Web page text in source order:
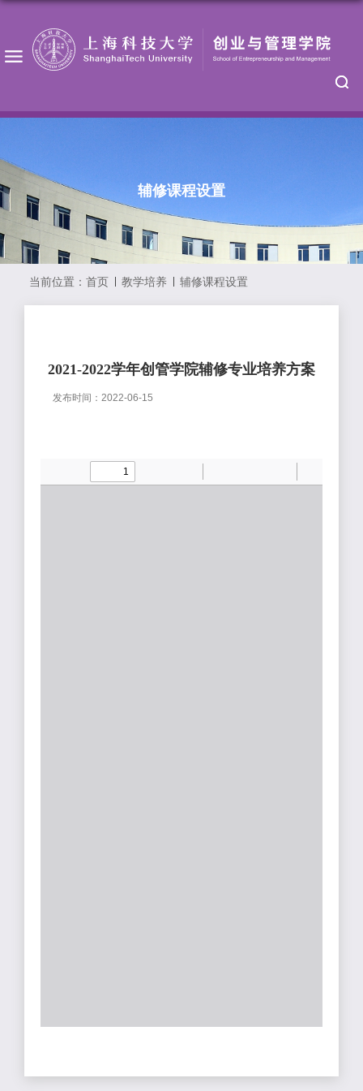
辅修课程设置
当前位置： 首页 教学培养 辅修课程设置
2021-2022学年创管学院辅修专业培养方案
发布时间：2022-06-15